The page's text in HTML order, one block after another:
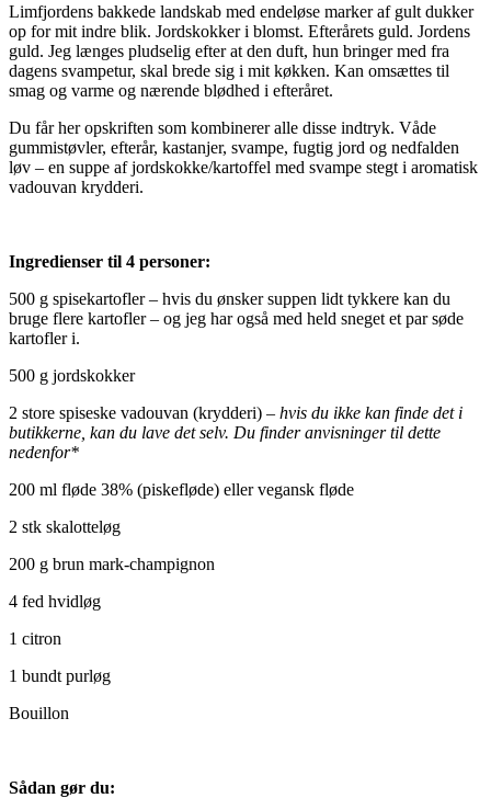
Limfjordens bakkede landskab med endeløse marker af gult dukker
op for mit indre blik. Jordskokker i blomst. Efterårets guld. Jordens
guld. Jeg længes pludselig efter at den duft, hun bringer med fra
dagens svampetur, skal brede sig i mit køkken. Kan omsættes til
smag og varme og nærende blødhed i efteråret.
Du får her opskriften som kombinerer alle disse indtryk. Våde
gummistøvler, efterår, kastanjer, svampe, fugtig jord og nedfalden
løv – en suppe af jordskokke/kartoffel med svampe stegt i aromatisk
vadouvan krydderi.
Ingredienser til 4 personer:
500 g spisekartofler – hvis du ønsker suppen lidt tykkere kan du
bruge flere kartofler – og jeg har også med held sneget et par søde
kartofler i.
500 g jordskokker
2 store spiseske vadouvan (krydderi) – hvis du ikke kan finde det i
butikkerne, kan du lave det selv. Du finder anvisninger til dette
nedenfor*
200 ml fløde 38% (piskefløde) eller vegansk fløde
2 stk skalotteløg
200 g brun mark-champignon
4 fed hvidløg
1 citron
1 bundt purløg
Bouillon
Sådan gør du: